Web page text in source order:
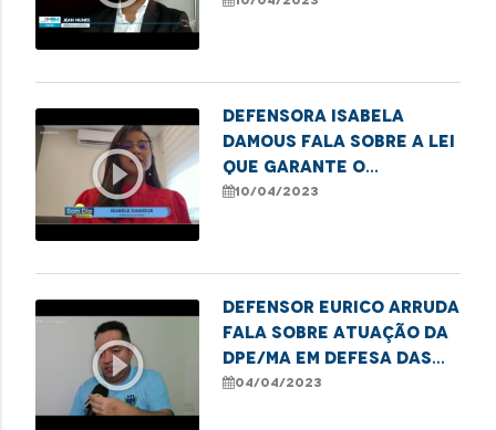
play_circle_outline
Defensora Isabela
Damous fala sobre a lei
que garante o
funcionamento 24h das
10/04/2023
play_circle_outline
Defensor Eurico Arruda
fala sobre atuação da
DPE/MA em defesa das
famílias que vivem da
04/04/2023